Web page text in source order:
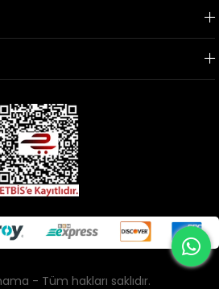
- Tüm hakları saklıdır.